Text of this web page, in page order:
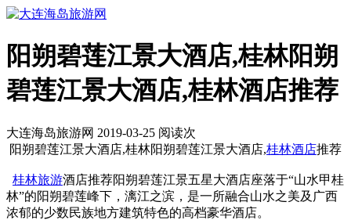
阳朔碧莲江景大酒店,桂林阳朔
碧莲江景大酒店,桂林酒店推荐
大连海岛旅游网 2019-03-25 阅读次
阳朔碧莲江景大酒店,桂林阳朔碧莲江景大酒店,桂林酒店推荐
桂林旅游酒店推荐阳朔碧莲江景五星大酒店座落于“山水甲桂
林”的阳朔碧莲峰下，漓江之滨，是一所融合山水之美及广西
浓郁的少数民族地方建筑特色的高档豪华酒店。